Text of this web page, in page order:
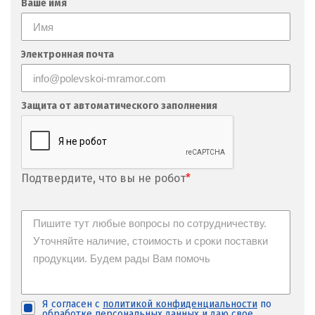
М
Магнитогорск
Махачкала
Медведевка
Н
Набарежные Челны
Ваше имя
Электронная почта
Защита от автоматического заполнения
Подтвердите, что вы не робот*
Я согласен с политикой конфиденциальности по